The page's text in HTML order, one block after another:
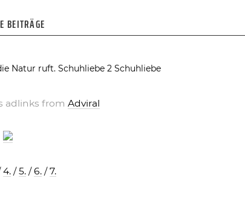
BEITRÄGE
Natur ruft. Schuhliebe 2 Schuhliebe
adlinks from Adviral
4. /5. /6. /7.